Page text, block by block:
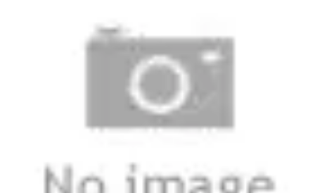
Smartphone e Accessori
Elettrodomestici
ElettrodomesticiAspirapolvereTendenze